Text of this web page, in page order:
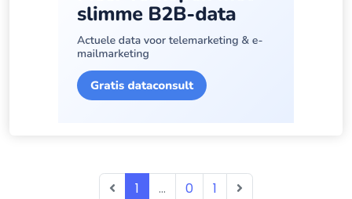
1 ... 0 1